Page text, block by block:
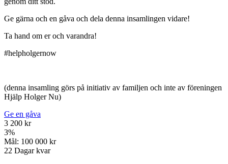
Ge gärna och en gåva och dela denna insamlingen vidare!
Ta hand om er och varandra!
#helpholgernow
(denna insamling görs på initiativ av familjen och inte av föreningen
Hjälp Holger Nu)
Ge en gåva
3 200 kr
3%
Mål: 100 000 kr
22 Dagar kvar